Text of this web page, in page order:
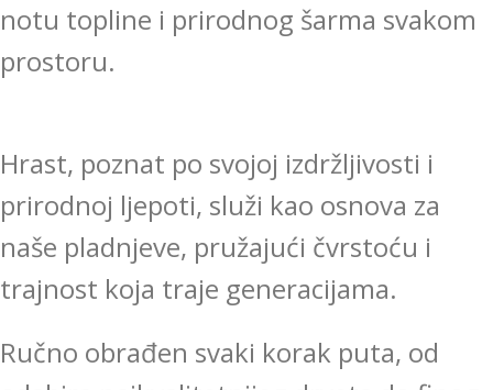
notu topline i prirodnog šarma svakom
prostoru.
Hrast, poznat po svojoj izdržljivosti i
prirodnoj ljepoti, služi kao osnova za
naše pladnjeve, pružajući čvrstoću i
trajnost koja traje generacijama.
Ručno obrađen svaki korak puta, od